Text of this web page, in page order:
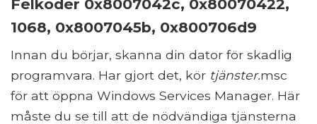
Felkoder 0x8007042c, 0x80070422,
1068, 0x8007045b, 0x800706d9
Innan du börjar, skanna din dator för skadlig
programvara. Har gjort det, kör tjänster.msc
för att öppna Windows Services Manager. Här
måste du se till att de nödvändiga tjänsterna